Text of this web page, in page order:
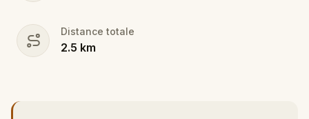
Distance totale
2.5 km